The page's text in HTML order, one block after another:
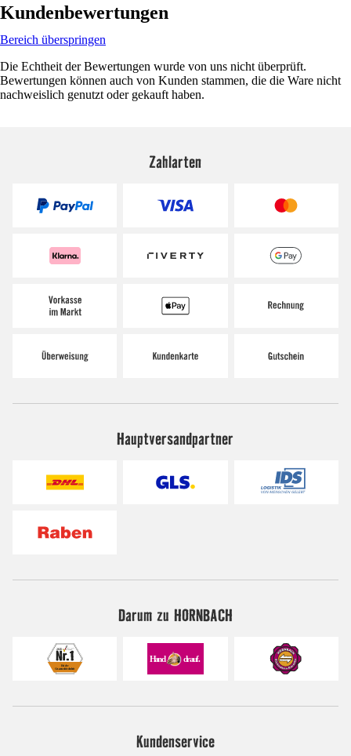
Kundenbewertungen
Bereich überspringen
Die Echtheit der Bewertungen wurde von uns nicht überprüft.
Bewertungen können auch von Kunden stammen, die die Ware nicht
nachweislich genutzt oder gekauft haben.
Zahlarten
Hauptversandpartner
Darum zu HORNBACH
Kundenservice